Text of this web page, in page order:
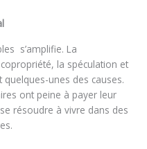
s’amplifie. La
la spéculation et
unes des causes.
ont peine à payer leur
résoudre à vivre dans des